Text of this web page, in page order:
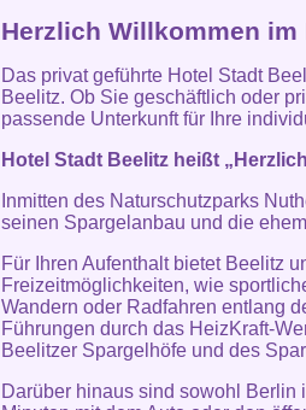
Herzlich Willkommen im
Das privat geführte Hotel Stadt
Beelitz. Ob Sie geschäftlich oder
passende Unterkunft für Ihre
Hotel Stadt Beelitz heißt
Inmitten des Naturschutzparks
seinen Spargelanbau und die
Für Ihren Aufenthalt bietet Beelitz
Freizeitmöglichkeiten, wie
Wandern oder Radfahren entlang
Führungen durch das HeizKraft-
Beelitzer Spargelhöfe und des
Darüber hinaus sind sowohl Berlin